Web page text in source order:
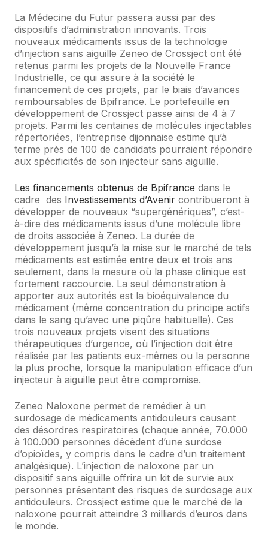
La Médecine du Futur passera aussi par des
dispositifs d’administration innovants. Trois
nouveaux médicaments issus de la technologie
d’injection sans aiguille Zeneo de Crossject ont été
retenus parmi les projets de la Nouvelle France
Industrielle, ce qui assure à la société le
financement de ces projets, par le biais d’avances
remboursables de Bpifrance. Le portefeuille en
développement de Crossject passe ainsi de 4 à 7
projets. Parmi les centaines de molécules injectables
répertoriées, l’entreprise dijonnaise estime qu’à
terme près de 100 de candidats pourraient répondre
aux spécificités de son injecteur sans aiguille.
Les financements obtenus de Bpifrance dans le
cadre des Investissements d’Avenir contribueront à
développer de nouveaux “supergénériques”, c’est-
à-dire des médicaments issus d’une molécule libre
de droits associée à Zeneo. La durée de
développement jusqu’à la mise sur le marché de tels
médicaments est estimée entre deux et trois ans
seulement, dans la mesure où la phase clinique est
fortement raccourcie. La seul démonstration à
apporter aux autorités est la bioéquivalence du
médicament (même concentration du principe actifs
dans le sang qu’avec une piqûre habituelle). Ces
trois nouveaux projets visent des situations
thérapeutiques d’urgence, où l’injection doit être
réalisée par les patients eux-mêmes ou la personne
la plus proche, lorsque la manipulation efficace d’un
injecteur à aiguille peut être compromise.
Zeneo Naloxone permet de remédier à un
surdosage de médicaments antidouleurs causant
des désordres respiratoires (chaque année, 70.000
à 100.000 personnes décèdent d’une surdose
d’opioïdes, y compris dans le cadre d’un traitement
analgésique). L’injection de naloxone par un
dispositif sans aiguille offrira un kit de survie aux
personnes présentant des risques de surdosage aux
antidouleurs. Crossject estime que le marché de la
naloxone pourrait atteindre 3 milliards d’euros dans
le monde.